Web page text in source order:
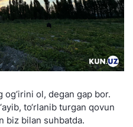
ol, degan gap bor.
to‘rlanib turgan qovun
biz bilan suhbatda.